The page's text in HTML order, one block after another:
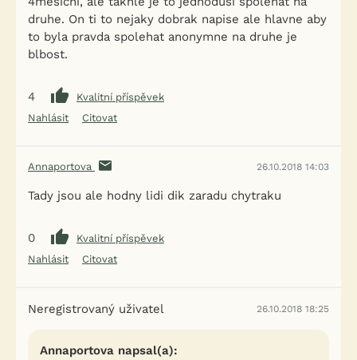
druhe. On ti to nejaky dobrak napise ale hlavne aby
to byla pravda spolehat anonymne na druhe je
blbost.
4
Kvalitní příspěvek
Nahlásit
Citovat
Annaportova 26.10.2018 14:03
Tady jsou ale hodny lidi dik zaradu chytraku
0
Kvalitní příspěvek
Nahlásit
Citovat
Neregistrovaný uživatel 26.10.2018 18:25
Annaportova napsal(a):